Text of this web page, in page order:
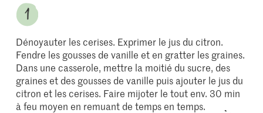
Dénoyauter les cerises. Exprimer le jus du citron.
Fendre les gousses de ­vanille et en gratter les graines.
Dans une casserole, mettre la moitié du sucre, des
graines et des gousses de vanille puis ajouter le jus du
citron et les cerises. Faire mijoter le tout env. 30 min
à feu moyen en remuant de temps en temps.